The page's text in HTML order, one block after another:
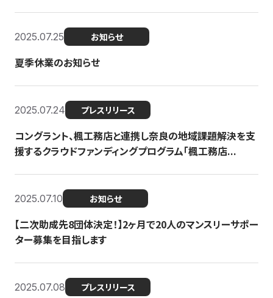
2025.07.25 お知らせ
夏季休業のお知らせ
2025.07.24 プレスリリース
コングラント、楓工務店と連携し奈良の地域課題解決を支
援するクラウドファンディングプログラム「楓工務店...
2025.07.10 お知らせ
【二次助成先8団体決定！】2ヶ月で20人のマンスリーサポー
ター募集を目指します
2025.07.08 プレスリリース